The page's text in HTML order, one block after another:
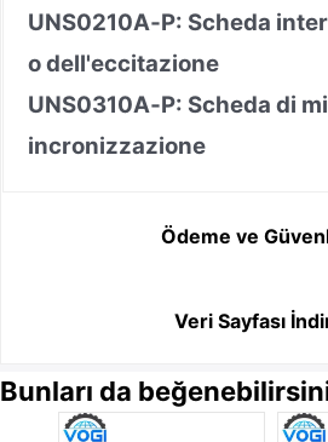
UNS0210A‑P: Scheda
o dell'eccitazione
UNS0310A‑P: Scheda di
incronizzazione
Ödeme ve
Veri Sayfası
Bunları da